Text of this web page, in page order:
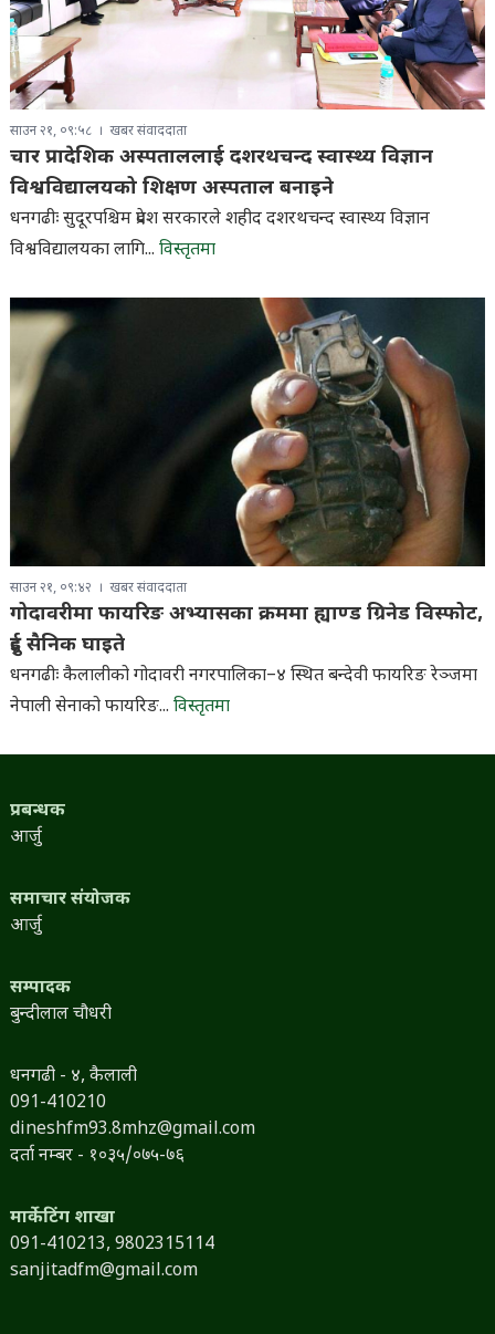
साउन २१, ०९:५८ खबर संवाददाता
चार प्रादेशिक अस्पताललाई दशरथचन्द स्वास्थ्य विज्ञान
विश्वविद्यालयको शिक्षण अस्पताल बनाइने
धनगढीः सुदूरपश्चिम प्रदेश सरकारले शहीद दशरथचन्द स्वास्थ्य विज्ञान
विश्वविद्यालयका लागि... विस्तृतमा
साउन २१, ०९:४२ खबर संवाददाता
गोदावरीमा फायरिङ अभ्यासका क्रममा ह्याण्ड ग्रिनेड विस्फोट,
दुई सैनिक घाइते
धनगढीः कैलालीको गोदावरी नगरपालिका–४ स्थित बन्देवी फायरिङ रेञ्जमा
नेपाली सेनाको फायरिङ... विस्तृतमा
प्रबन्धक
आर्जु
समाचार संयोजक
आर्जु
सम्पादक
बुन्दीलाल चौधरी
धनगढी - ४, कैलाली
091-410210
dineshfm93.8mhz@gmail.com
दर्ता नम्बर - १०३५/०७५-७६
मार्केटिंग शाखा
091-410213, 9802315114
sanjitadfm@gmail.com